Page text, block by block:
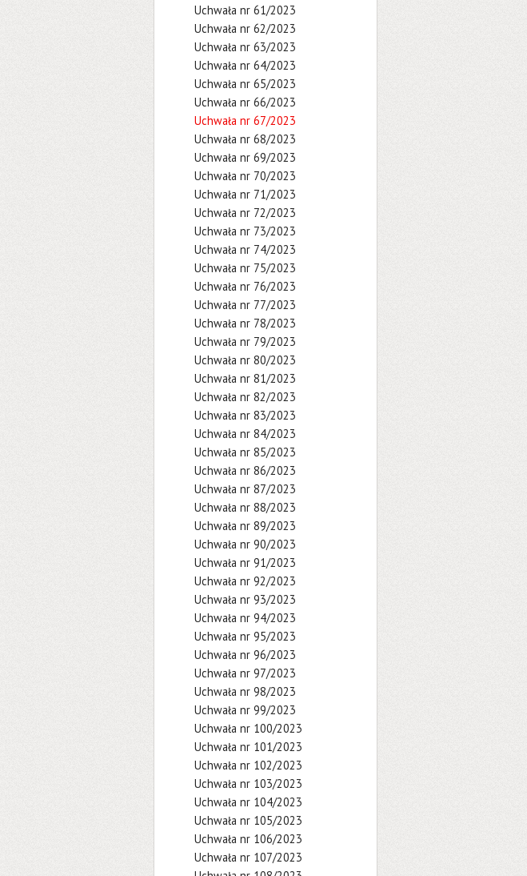
Uchwała nr 61/2023
Uchwała nr 62/2023
Uchwała nr 63/2023
Uchwała nr 64/2023
Uchwała nr 65/2023
Uchwała nr 66/2023
Uchwała nr 67/2023
Uchwała nr 68/2023
Uchwała nr 69/2023
Uchwała nr 70/2023
Uchwała nr 71/2023
Uchwała nr 72/2023
Uchwała nr 73/2023
Uchwała nr 74/2023
Uchwała nr 75/2023
Uchwała nr 76/2023
Uchwała nr 77/2023
Uchwała nr 78/2023
Uchwała nr 79/2023
Uchwała nr 80/2023
Uchwała nr 81/2023
Uchwała nr 82/2023
Uchwała nr 83/2023
Uchwała nr 84/2023
Uchwała nr 85/2023
Uchwała nr 86/2023
Uchwała nr 87/2023
Uchwała nr 88/2023
Uchwała nr 89/2023
Uchwała nr 90/2023
Uchwała nr 91/2023
Uchwała nr 92/2023
Uchwała nr 93/2023
Uchwała nr 94/2023
Uchwała nr 95/2023
Uchwała nr 96/2023
Uchwała nr 97/2023
Uchwała nr 98/2023
Uchwała nr 99/2023
Uchwała nr 100/2023
Uchwała nr 101/2023
Uchwała nr 102/2023
Uchwała nr 103/2023
Uchwała nr 104/2023
Uchwała nr 105/2023
Uchwała nr 106/2023
Uchwała nr 107/2023